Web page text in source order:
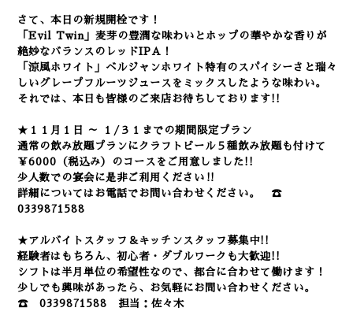
さて、本日の新規開栓です！
「Evil Twin」麦芽の豊潤な味わいとホップの華やかな香りが
絶妙なバランスのレッドIPA！
「涼風ホワイト」ベルジャンホワイト特有のスパイシーさと瑞々
しいグレープフルーツジュースをミックスしたような味わい。
それでは、本日も皆様のご来店お待ちしております!!
★１１月１日 ～ １/３１までの期間限定プラン
通常の飲み放題プランにクラフトビール５種飲み放題も付けて
￥6000（税込み）のコースをご用意しました!!
少人数での宴会に是非ご利用ください‼
詳細についてはお電話でお問い合わせください。 ☎
0339871588
★アルバイトスタッフ＆キッチンスタッフ募集中!!
経験者はもちろん、初心者・ダブルワークも大歓迎!!
シフトは半月単位の希望性なので、都合に合わせて働けます！
少しでも興味があったら、お気軽にお問い合わせください。
☎ 0339871588 担当：佐々木